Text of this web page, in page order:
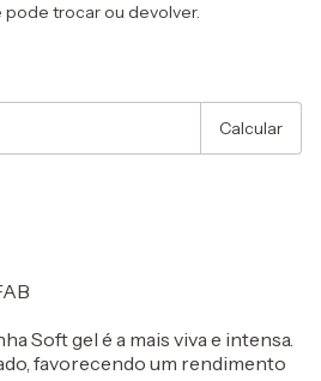
pode trocar ou devolver.
Calcular
Soft gel é a mais viva e intensa.
favorecendo um rendimento